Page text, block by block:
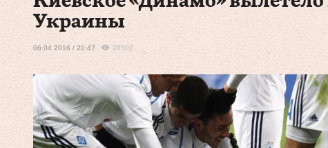
Украины
06.04.2016 / 20:47 28502